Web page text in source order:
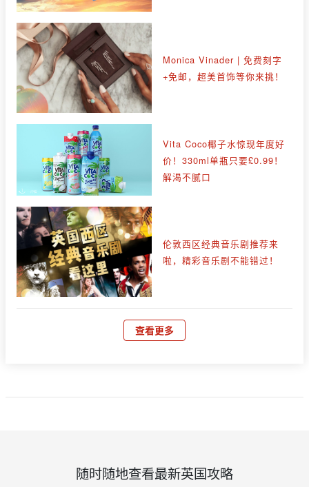
Monica Vinader | 免费刻字
+免邮，超美首饰等你来挑！
Vita Coco椰子水惊现年度好
价！330ml单瓶只要£0.99！
解渴不腻口
伦敦西区经典音乐剧推荐来
啦，精彩音乐剧不能错过！
查看更多
随时随地查看最新英国攻略